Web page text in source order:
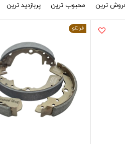
ترین محبوب ترین پربازدید ترین
فرانکو